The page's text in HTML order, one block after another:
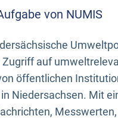
von NUMIS
auf
öffentlichen
Niedersachsen. Mit
Messwerten,